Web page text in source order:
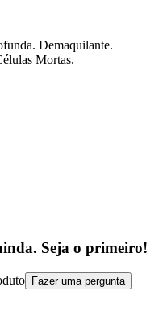
Demaquilante.
Mortas.
Seja o primeiro!
Fazer uma pergunta